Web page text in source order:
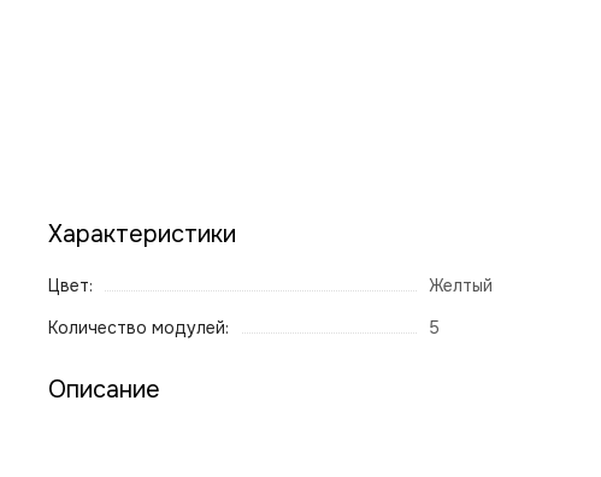
Характеристики
Цвет:
Желтый
Количество модулей:
5
Описание